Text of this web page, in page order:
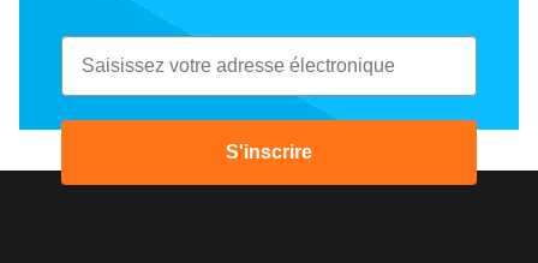
Email
S'inscrire